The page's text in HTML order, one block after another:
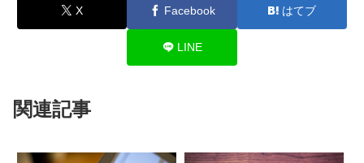
X Facebook はてブ
LINE
関連記事